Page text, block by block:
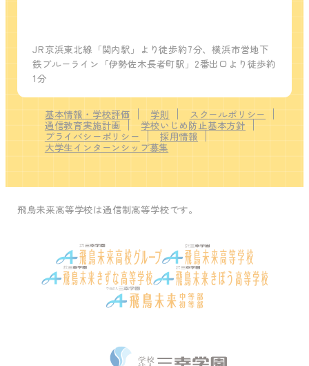
JR京浜東北線「関内駅」より徒歩約7分、横浜市営地下
鉄ブルーライン「伊勢佐木長者町駅」2番出口より徒歩約
1分
基本情報・学校評価 学則
スクールポリシー
通信教育実施計画
学校いじめ防止基本方針
プライバシーポリシー
採用情報
大学生インターンシップ募集
飛鳥未来高等学校は通信制高等学校です。